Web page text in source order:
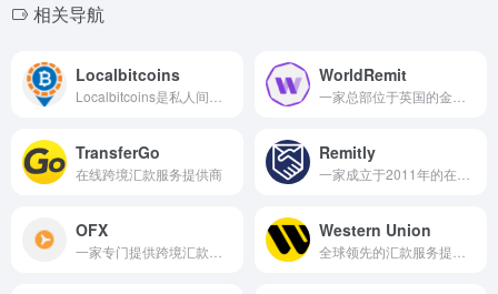
相关导航
Localbitcoins WorldRemit
TransferGo
在线跨境汇款服务提供商
Remitly
OFX Western Union